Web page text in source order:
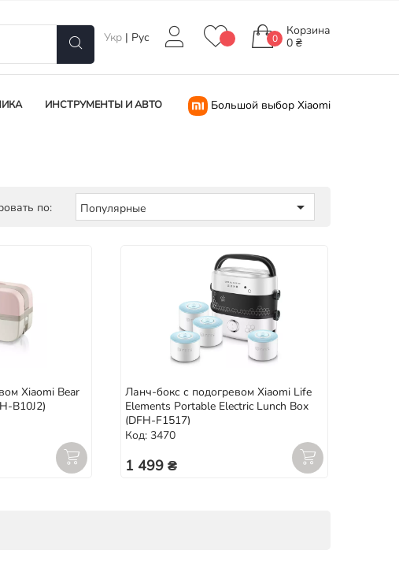
Укр | Рус 0
Корзина
0 ₴
ИНСТРУМЕНТЫ И АВТО Большой выбор Xiaomi
по: Популярные 
Xiaomi Bear
B10J2)
Ланч-бокс с подогревом Xiaomi Life
Elements Portable Electric Lunch Box
(DFH-F1517)
Код: 3470
1 499 ₴